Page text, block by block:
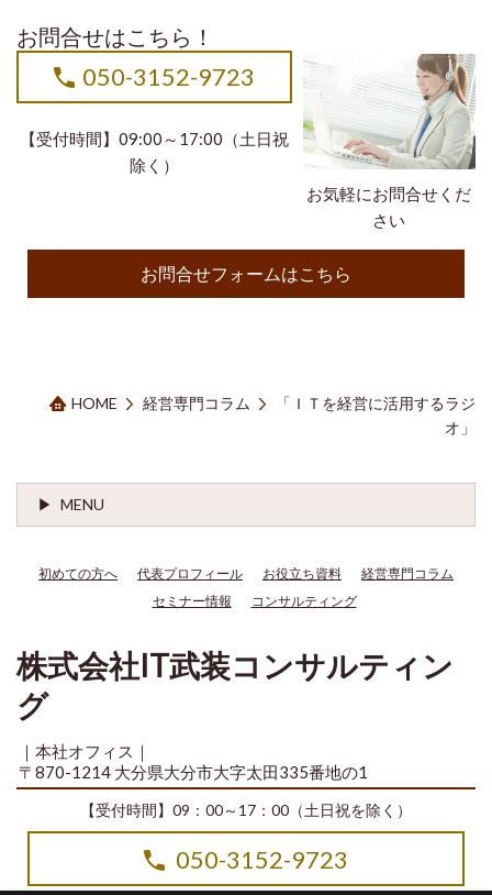
お問合せはこちら！
お気軽にお問合せくだ
さい
050-3152-9723
【受付時間】09:00～17:00（土日祝
除く）
お問合せフォームはこちら
HOME 経営専門コラム
「ＩＴを経営に活用するラジ
オ」
MENU
初めての方へ 代表プロフィール お役立ち資料
経営専門コラム
セミナー情報
コンサルティング
株式会社IT武装コンサルティン
グ
｜本社オフィス｜
〒870-1214 大分県大分市大字太田335番地の1
【受付時間】09：00～17：00（土日祝を除く）
050-3152-9723